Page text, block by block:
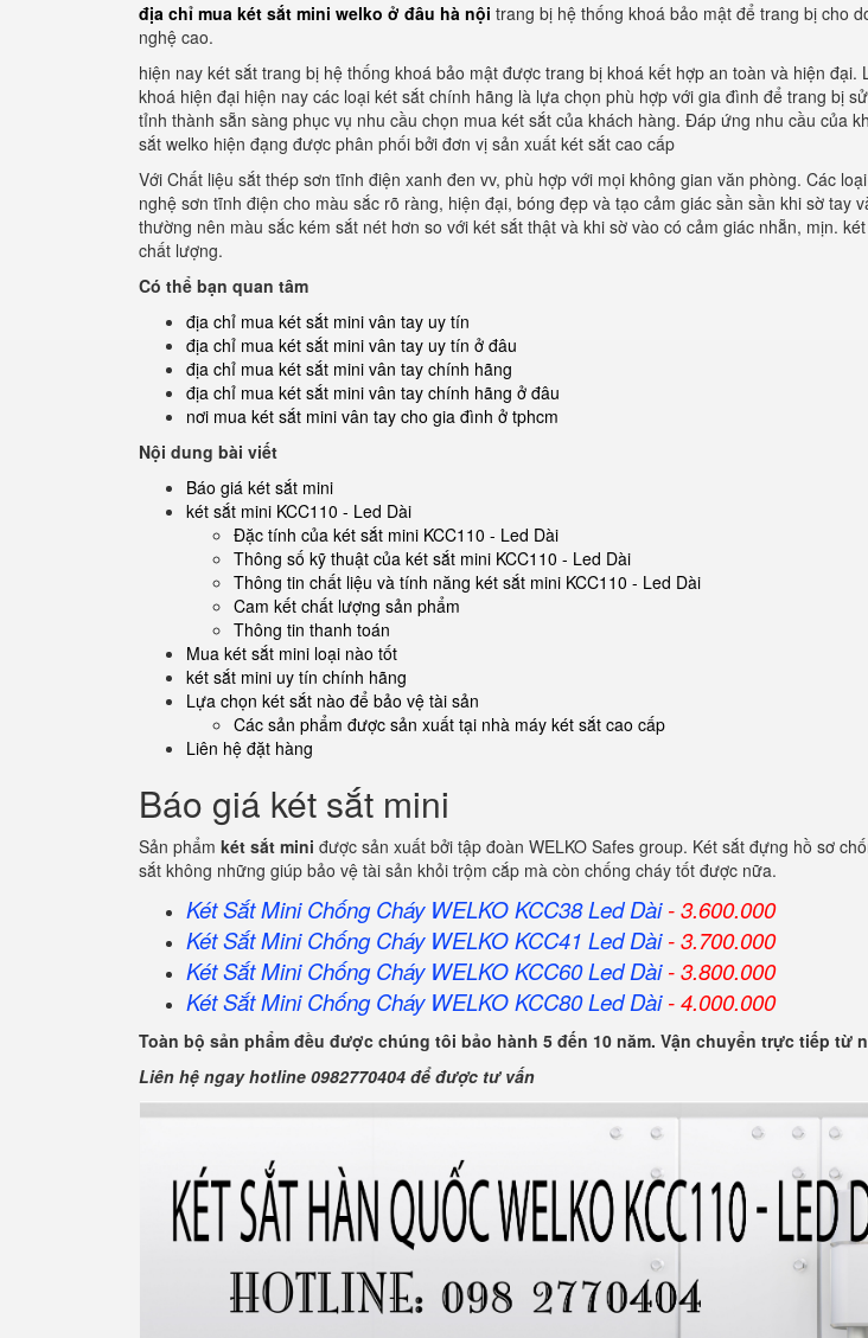
địa chỉ mua két sắt mini welko ở đâu hà nội trang bị hệ thống khoá bảo mật để trang bị cho
nghệ cao.
hiện nay két sắt trang bị hệ thống khoá bảo mật được trang bị khoá kết hợp an toàn và hiện
khoá hiện đại hiện nay các loại két sắt chính hãng là lựa chọn phù hợp với gia đình để trang bị
tỉnh thành sẵn sàng phục vụ nhu cầu chọn mua két sắt của khách hàng. Đáp ứng nhu cầu của
sắt welko hiện đạng được phân phối bởi đơn vị sản xuất két sắt cao cấp
Với Chất liệu sắt thép sơn tĩnh điện xanh đen vv, phù hợp với mọi không gian văn phòng. Các
nghệ sơn tĩnh điện cho màu sắc rõ ràng, hiện đại, bóng đẹp và tạo cảm giác sần sần khi sờ
thường nên màu sắc kém sắt nét hơn so với két sắt thật và khi sờ vào có cảm giác nhẵn, mịn.
chất lượng.
Có thể bạn quan tâm
địa chỉ mua két sắt mini vân tay uy tín
địa chỉ mua két sắt mini vân tay uy tín ở đâu
địa chỉ mua két sắt mini vân tay chính hãng
địa chỉ mua két sắt mini vân tay chính hãng ở đâu
nơi mua két sắt mini vân tay cho gia đình ở tphcm
Nội dung bài viết
Báo giá két sắt mini
két sắt mini KCC110 - Led Dài
Đặc tính của két sắt mini KCC110 - Led Dài
Thông số kỹ thuật của két sắt mini KCC110 - Led Dài
Thông tin chất liệu và tính năng két sắt mini KCC110 - Led Dài
Cam kết chất lượng sản phẩm
Thông tin thanh toán
Mua két sắt mini loại nào tốt
két sắt mini uy tín chính hãng
Lựa chọn két sắt nào để bảo vệ tài sản
Các sản phẩm được sản xuất tại nhà máy két sắt cao cấp
Liên hệ đặt hàng
Báo giá két sắt mini
Sản phẩm két sắt mini được sản xuất bởi tập đoàn WELKO Safes group. Két sắt đựng hồ sơ
sắt không những giúp bảo vệ tài sản khỏi trộm cắp mà còn chống cháy tốt được nữa.
Két Sắt Mini Chống Cháy WELKO KCC38 Led Dài- 3.600.000
Két Sắt Mini Chống Cháy WELKO KCC41 Led Dài- 3.700.000
Két Sắt Mini Chống Cháy WELKO KCC60 Led Dài- 3.800.000
Két Sắt Mini Chống Cháy WELKO KCC80 Led Dài- 4.000.000
Toàn bộ sản phẩm đều được chúng tôi bảo hành 5 đến 10 năm. Vận chuyển trực tiếp từ
Liên hệ ngay hotline 0982770404 để được tư vấn